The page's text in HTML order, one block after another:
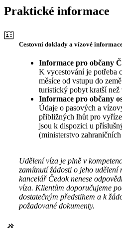
Praktické informace
Cestovní doklady a vízové
Informace pro občany
K vycestování je potřeba
měsíce od vstupu do
turistický pobyt kratší než
Informace pro občany
Údaje o pasových a
přibližných lhůt pro
jsou k dispozici u
(ministerstvo
Udělení víza je plně v
zamítnutí žádosti o jeho udělení
kancelář Čedok nenese
víza. Klientům doporučujeme
dostatečným předstihem a k
požadované dokumenty.